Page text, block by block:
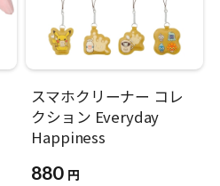
スマホクリーナー コレ
クション Everyday
Happiness
880 円